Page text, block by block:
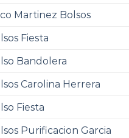
Martinez Bolsos
Fiesta
Bandolera
Carolina Herrera
Fiesta
Purificacion Garcia